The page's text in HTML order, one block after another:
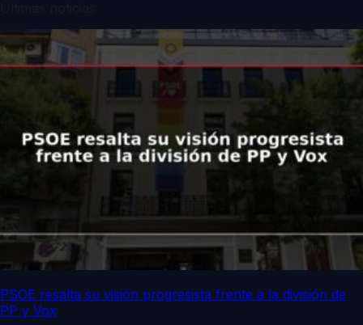
PSOE resalta su visión progresista frente a la división de
PP y Vox